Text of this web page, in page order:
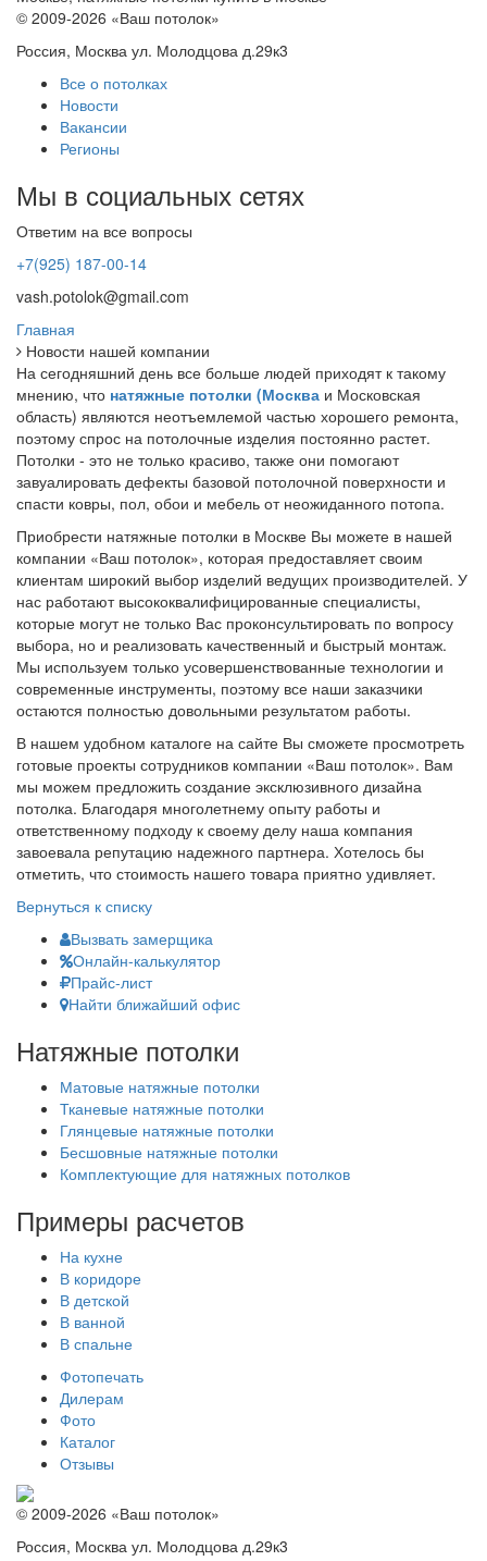
© 2009-2026 «Ваш потолок»
Россия, Москва ул. Молодцова д.29к3
Все о потолках
Новости
Вакансии
Регионы
Мы в социальных сетях
Ответим на все вопросы
+7(925) 187-00-14
vash.potolok@gmail.com
Главная
Новости нашей компании
На сегодняшний день все больше людей приходят к такому
мнению, что натяжные потолки (Москва и Московская
область) являются неотъемлемой частью хорошего ремонта,
поэтому спрос на потолочные изделия постоянно растет.
Потолки - это не только красиво, также они помогают
завуалировать дефекты базовой потолочной поверхности и
спасти ковры, пол, обои и мебель от неожиданного потопа.
Приобрести натяжные потолки в Москве Вы можете в нашей
компании «Ваш потолок», которая предоставляет своим
клиентам широкий выбор изделий ведущих производителей. У
нас работают высококвалифицированные специалисты,
которые могут не только Вас проконсультировать по вопросу
выбора, но и реализовать качественный и быстрый монтаж.
Мы используем только усовершенствованные технологии и
современные инструменты, поэтому все наши заказчики
остаются полностью довольными результатом работы.
В нашем удобном каталоге на сайте Вы сможете просмотреть
готовые проекты сотрудников компании «Ваш потолок». Вам
мы можем предложить создание эксклюзивного дизайна
потолка. Благодаря многолетнему опыту работы и
ответственному подходу к своему делу наша компания
завоевала репутацию надежного партнера. Хотелось бы
отметить, что стоимость нашего товара приятно удивляет.
Вернуться к списку
Вызвать замерщика
Онлайн-калькулятор
Прайс-лист
Найти ближайший офис
Натяжные потолки
Матовые натяжные потолки
Тканевые натяжные потолки
Глянцевые натяжные потолки
Бесшовные натяжные потолки
Комплектующие для натяжных потолков
Примеры расчетов
На кухне
В коридоре
В детской
В ванной
В спальне
Фотопечать
Дилерам
Фото
Каталог
Отзывы
© 2009-2026 «Ваш потолок»
Россия, Москва ул. Молодцова д.29к3